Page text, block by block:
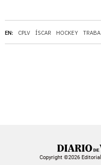
EN: CPLV ÍSCAR HOCKEY
Copyright ©2026